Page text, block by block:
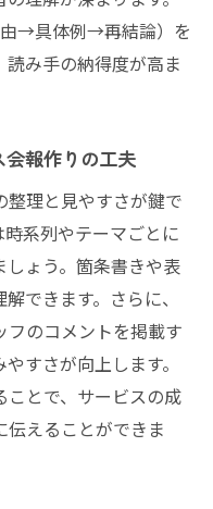
→具体例→再結論）を
み手の納得度が高ま
報作りの工夫
理と見やすさが鍵で
系列やテーマごとに
ょう。箇条書きや表
できます。さらに、
のコメントを掲載す
すさが向上します。
ことで、サービスの成
えることができま